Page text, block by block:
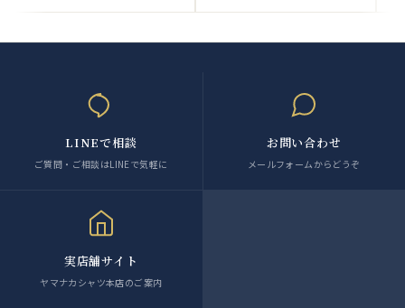
LINEで相談
ご質問・ご相談はLINEで気軽に
お問い合わせ
メールフォームからどうぞ
実店舗サイト
ヤマナカシャツ本店のご案内